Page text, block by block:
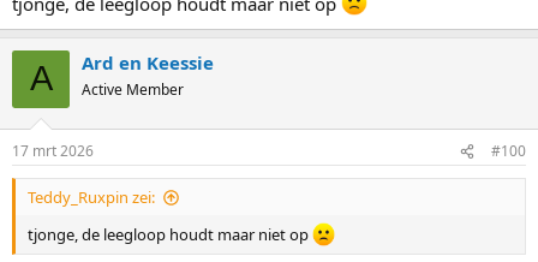
A Ard en Keessie
Active Member
17 mrt 2026 #100
Teddy_Ruxpin zei:
tjonge, de leegloop houdt maar niet op